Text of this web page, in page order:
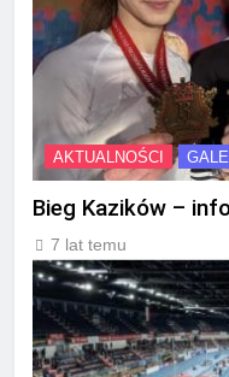
AKTUALNOŚCI
Bieg Kazików –
7 lat temu